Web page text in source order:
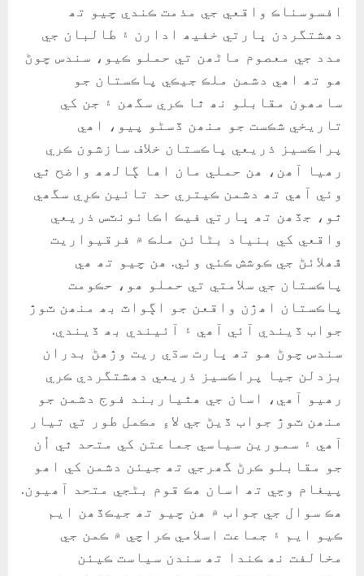
افسوسناڪ واقعي جي مذمت ڪندي چيو تھ
دھشتگردن ڀارتي خفيھ ادارن ۽ طالبان جي
مدد جي معصوم ماڻھن تي حملو ڪيو، سندس چوڻ
ھو تھ اھي دشمن ملڪ جيڪي پاڪستان جو
سامھون مقابلو نھ ٿا ڪري سگھن ۽ جن کي
تاريخي شڪست جو منھن ڏسڻو پيو، اھي
پراڪسيز ذريعي پاڪستان خلاف سازشون ڪري
رھيا آھن، ھن حملي مان اھا ڳالھھ واضح ٿي
وئي آھي تھ دشمن ڪيتري حد تائين ڪرِي سگھي
ٿو، جڏھن تھ ڀارتي فيڪ اڪائونٽس ذريعي
واقعي کي بنياد بڻائن ملڪ ۾ فرقيواريت
ڦھلائڻ جي ڪوشش ڪئي وئي. ھن چيو تھ ھي
پاڪستان جي سلامتي تي حملو ھو، حڪومت
پاڪستان اھڙن واقعن جو اڳواٽ بھ منھن ٽوڙ
جواب ڏيندي آئي آھي ۽ آئيندي بھ ڏيندي.
سندس چوڻ ھو تھ ڀارت سڌي ريت وڙھڻ بدران
بزدلن جيا پراڪسيز ذريعي دھشتگردي ڪري
رھيو آھي، اسان جي ھٿياربند فوج دشمن جو
منھن ٽوڙ جواب ڏيڻ جي لاءِ مڪمل طور تي تيار
آھي ۽ سمورين سياسي جماعتن کي متحد ٿي اُن
جو مقابلو ڪرڻ گھرجي تھ جيئن دشمن کي اھو
پيغام وڃي تھ اسان ھڪ قوم بڻجي متحد آھيون.
ھڪ سوال جي جواب ۾ ھن چيو تھ جيڪڏھن ايم
ڪيو ايم ۽ جماعت اسلامي ڪراچي ۾ ڪمن جي
مخالفت نھ ڪندا تھ سندن سياست ڪيئن